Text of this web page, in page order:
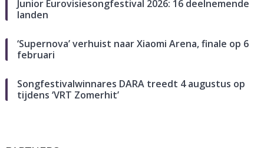
Junior Eurovisiesongfestival 2026: 16 deelnemende
landen
‘Supernova’ verhuist naar Xiaomi Arena, finale op 6
februari
Songfestivalwinnares DARA treedt 4 augustus op
tijdens ‘VRT Zomerhit’